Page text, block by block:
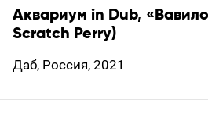
Аквариум in Dub,
Scratch Perry)
Даб, Россия, 2021